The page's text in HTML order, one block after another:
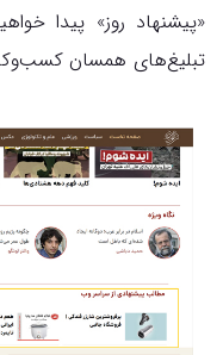
«پیشنهاد روز» پیدا
تبلیغ‌های همسان